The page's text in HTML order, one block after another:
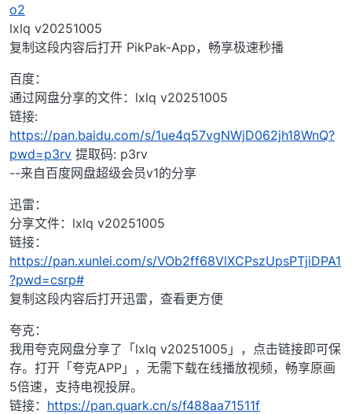
o2
lxlq v20251005
复制这段内容后打开 PikPak-App，畅享极速秒播
百度：
通过网盘分享的文件：lxlq v20251005
链接:
https://pan.baidu.com/s/1ue4q57vgNWjD062jh18WnQ?
pwd=p3rv 提取码: p3rv
--来自百度网盘超级会员v1的分享
迅雷：
分享文件：lxlq v20251005
链接：
https://pan.xunlei.com/s/VOb2ff68VlXCPszUpsPTjiDPA1
?pwd=csrp#
复制这段内容后打开迅雷，查看更方便
夸克：
我用夸克网盘分享了「lxlq v20251005」，点击链接即可保
存。打开「夸克APP」，无需下载在线播放视频，畅享原画
5倍速，支持电视投屏。
链接： https://pan.quark.cn/s/f488aa71511f